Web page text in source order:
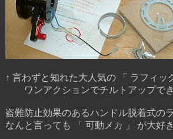
↑ 言わずと知れた大人気の 「 ラフィッ
ワンアクションでチルトアップでき
盗難防止効果のあるハンドル脱着式の
なんと言っても 「 可動メカ 」 が大好